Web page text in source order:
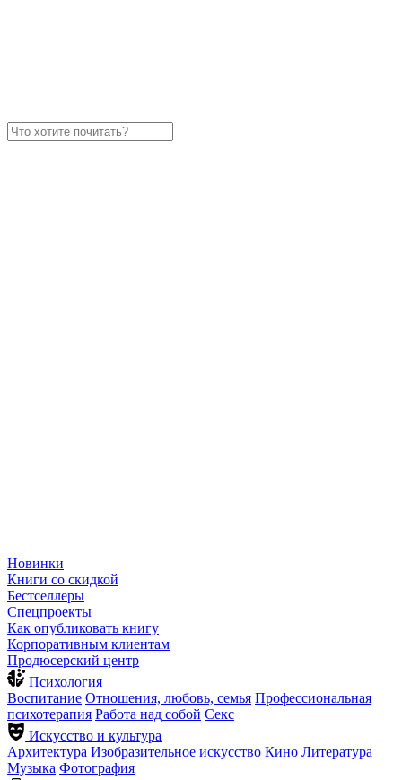
Новинки
Книги со скидкой
Бестселлеры
Спецпроекты
Как опубликовать книгу
Корпоративным клиентам
Продюсерский центр
Психология
Воспитание Отношения, любовь, семья Профессиональная
психотерапия Работа над собой Секс
Искусство и культура
Архитектура Изобразительное искусство Кино Литература
Музыка Фотография